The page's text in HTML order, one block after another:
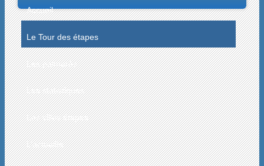
Accueil
Le Tour des étapes
Les palmarès
Les statistiques
Les villes étapes
L’actualité